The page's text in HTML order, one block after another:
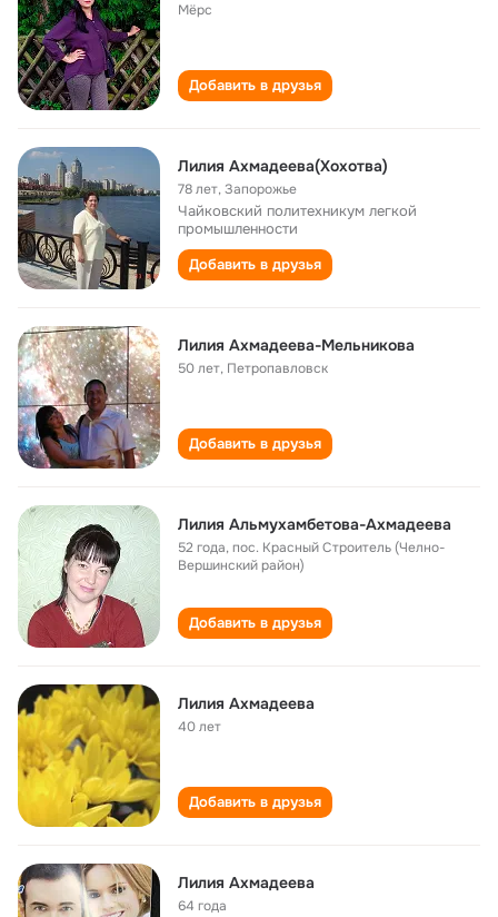
Мёрс
Добавить в друзья
Лилия Ахмадеева(Хохотва)
78 лет,Запорожье
Чайковский политехникум легкой
промышленности
Добавить в друзья
Лилия Ахмадеева-Мельникова
50 лет, Петропавловск
Добавить в друзья
Лилия Альмухамбетова-Ахмадеева
52 года,пос. Красный Строитель (Челно-
Вершинский район)
Добавить в друзья
Лилия Ахмадеева
40 лет
Добавить в друзья
Лилия Ахмадеева
64 года